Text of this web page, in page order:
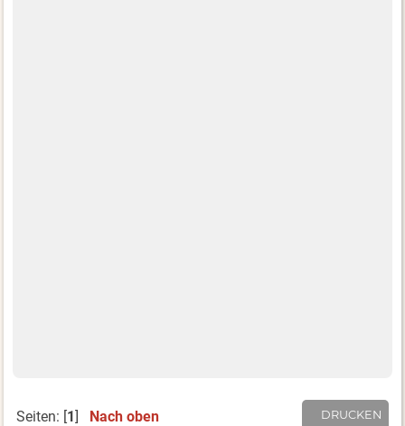
DRUCKEN
Seiten: [1] Nach oben